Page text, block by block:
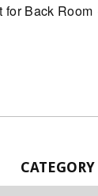
for Back
CATEGORY